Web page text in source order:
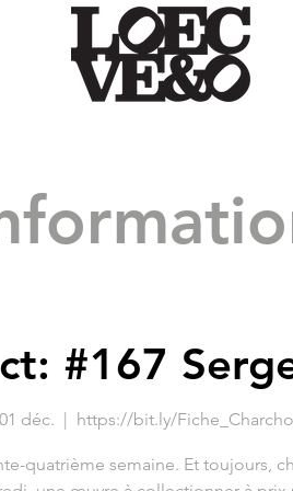
#167
déc.
  |
https://bit.ly/
quatrième semaine. Et toujours,